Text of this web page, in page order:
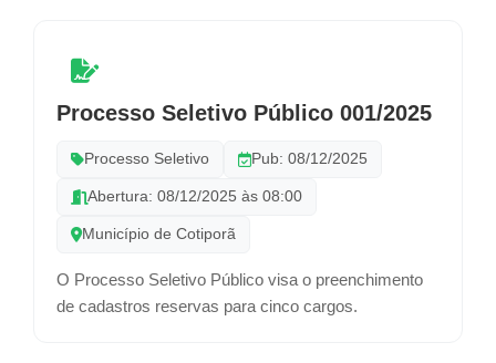
Processo Seletivo Público 001/2025
Processo Seletivo Pub: 08/12/2025
Abertura: 08/12/2025 às 08:00
Município de Cotiporã
O Processo Seletivo Público visa o preenchimento
de cadastros reservas para cinco cargos.